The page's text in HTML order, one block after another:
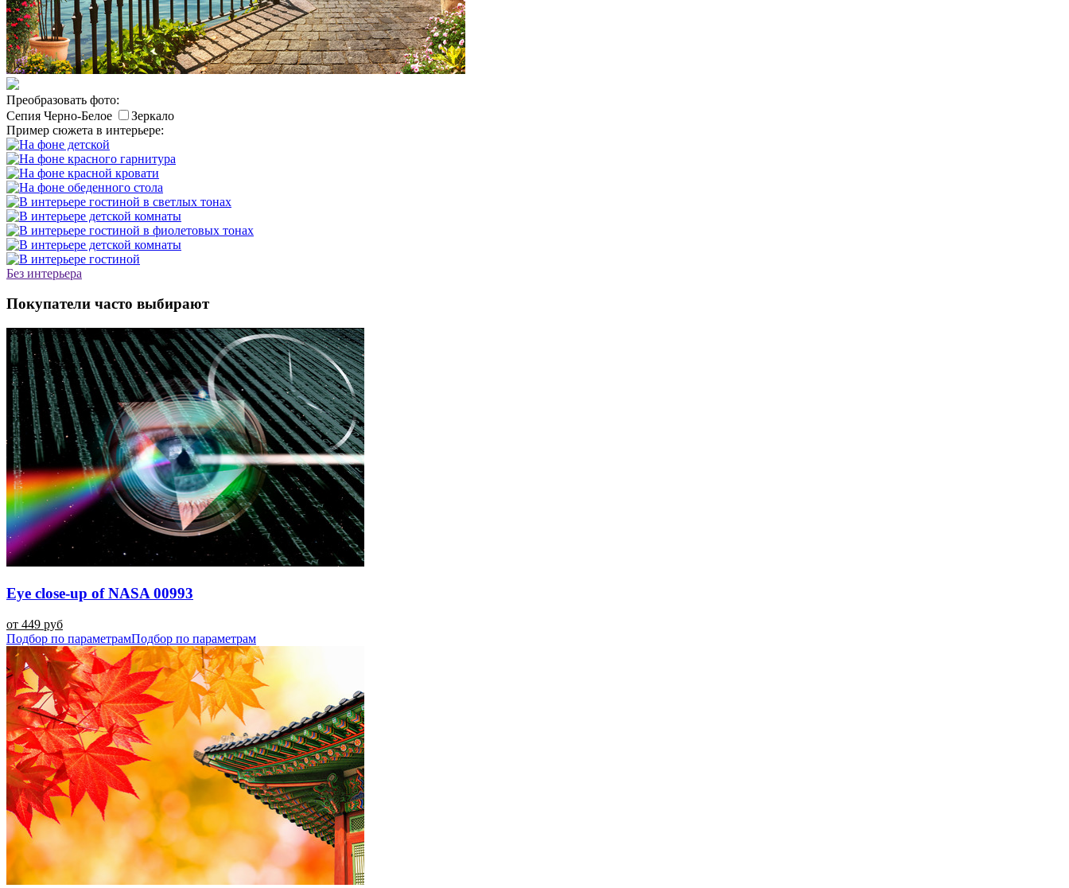
Преобразовать фото:
Сепия Черно-Белое
Зеркало
Пример сюжета в интерьере:
Без интерьера
Покупатели часто выбирают
Eye close-up of NASA 00993
от 449 руб
Подбор по параметрамПодбор по параметрам